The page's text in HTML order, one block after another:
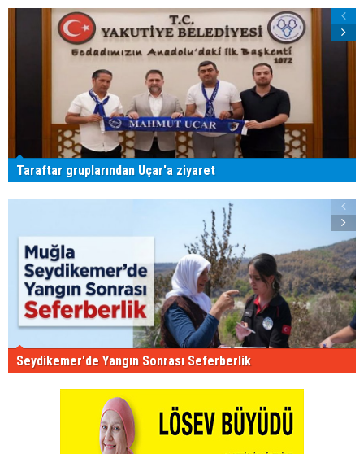
Taraftar gruplarından Uçar'a ziyaret
Seydikemer'de Yangın Sonrası Seferberlik